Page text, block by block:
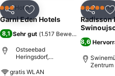
1993 erneuert wurde und 280
Zum Garni Hotel Eden gehört auch
kostenpflichtig nutzen können.
Teilen Zu Favoriten
3 SterneHotel
Garni Eden Hotels
8,1 Sehr gut (1.517 Bewertungen
Ostseebad
Heringsdorf,
gratis WLAN
Teilen
5 Sterne
Radisson
8,6
Zentrum